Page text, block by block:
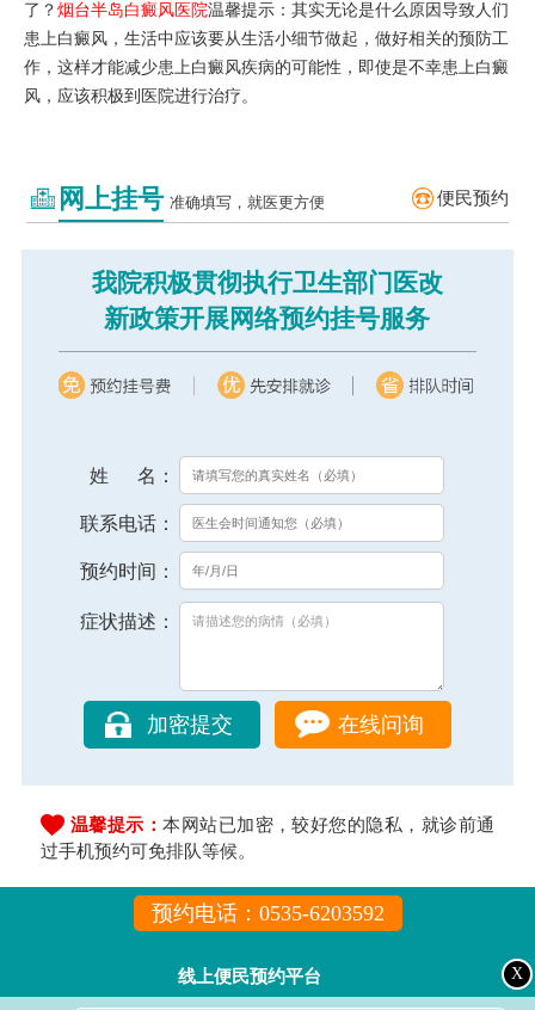
了？ 烟台半岛白癜风医院温馨提示：其实无论是什么原因导致人们
患上白癜风，生活中应该要从生活小细节做起，做好相关的预防工
作，这样才能减少患上白癜风疾病的可能性，即使是不幸患上白癜
风，应该积极到医院进行治疗。
网上挂号 准确填写，就医更方便 便民预约
我院积极贯彻执行卫生部门医改
新政策开展网络预约挂号服务
姓 名：
联系电话：
预约时间：
症状描述：
在线问询
温馨提示：本网站已加密，较好您的隐私，就诊前通
过手机预约可免排队等候。
预约电话：0535-6203592
线上便民预约平台 X